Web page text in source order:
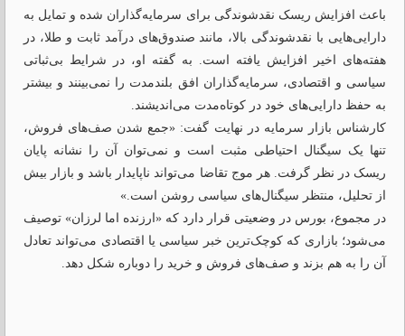
باعث افزایش ریسک نقدشوندگی برای سرمایه‌گذاران شده و تمایل به
دارایی‌هایی با نقدشوندگی بالا، مانند صندوق‌های درآمد ثابت و طلا، در
هفته‌های اخیر افزایش یافته است. به گفته او، در شرایط بی‌ثباتی
سیاسی و اقتصادی، سرمایه‌گذاران افق بلندمدت را نمی‌بینند و بیشتر
به حفظ دارایی‌های خود در کوتاه‌مدت می‌اندیشند.
کارشناس بازار سرمایه در نهایت گفت: «جمع شدن صف‌های فروش،
تنها یک سیگنال احتیاطی مثبت است و نمی‌توان آن را نشانه پایان
ریسک در نظر گرفت. هر موج تقاضا می‌تواند ناپایدار باشد و بازار بیش
از تحلیل، منتظر سیگنال‌های سیاسی روشن است.»
در مجموع، بورس در وضعیتی قرار دارد که «ارزنده اما لرزان» توصیف
می‌شود؛ بازاری که کوچک‌ترین خبر سیاسی یا اقتصادی می‌تواند تعادل
آن را به هم بزند و صف‌های فروش و خرید را دوباره شکل دهد.